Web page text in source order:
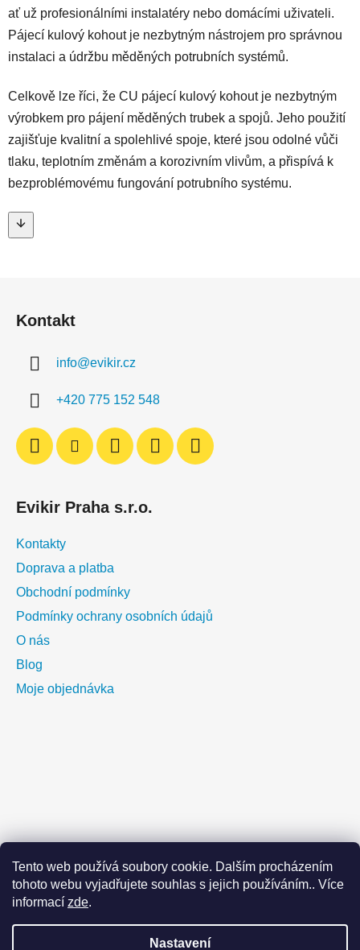
Tento web používá soubory cookie. Dalším procházením
tohoto webu vyjadřujete souhlas s jejich používáním.. Více
informací zde.
Nastavení
ať už profesionálními instalatéry nebo domácími uživateli.
Pájecí kulový kohout je nezbytným nástrojem pro správnou
instalaci a údržbu měděných potrubních systémů.
Celkově lze říci, že CU pájecí kulový kohout je nezbytným
výrobkem pro pájení měděných trubek a spojů. Jeho použití
zajišťuje kvalitní a spolehlivé spoje, které jsou odolné vůči
tlaku, teplotním změnám a korozivním vlivům, a přispívá k
bezproblémovému fungování potrubního systému.
Kontakt
info@evikir.cz
+420 775 152 548
Evikir Praha s.r.o.
Kontakty
Doprava a platba
Obchodní podmínky
Podmínky ochrany osobních údajů
O nás
Blog
Moje objednávka